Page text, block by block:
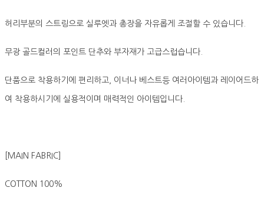
허리부분의 스트링으로 실루엣과 총장을 자유롭게 조절할 수 있습니다.
무광 골드컬러의 포인트 단추와 부자재가 고급스럽습니다.
단품으로 착용하기에 편리하고, 이너나 베스트등 여러아이템과 레이어드하
여 착용하시기에 실용적이며 매력적인 아이템입니다.
[MAIN FABRIC]
COTTON 100%